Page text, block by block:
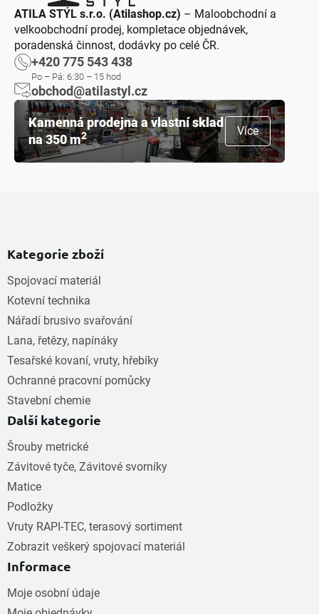
ATILA STÝL s.r.o. (Atilashop.cz) – Maloobchodní a
velkoobchodní prodej, kompletace objednávek,
poradenská činnost, dodávky po celé ČR.
+420 775 543 438
Po – Pá: 6:30 – 15 hod
obchod@atilastyl.cz
Kamenná prodejna a vlastní sklad
na 350 m2 Více
Kategorie zboží
Spojovací materiál
Kotevní technika
Nářadí brusivo svařování
Lana, řetězy, napínáky
Tesařské kovaní, vruty, hřebíky
Ochranné pracovní pomůcky
Stavební chemie
Další kategorie
Šrouby metrické
Závitové tyče, Závitové svorníky
Matice
Podložky
Vruty RAPI-TEC, terasový sortiment
Zobrazit veškerý spojovací materiál
Informace
Moje osobní údaje